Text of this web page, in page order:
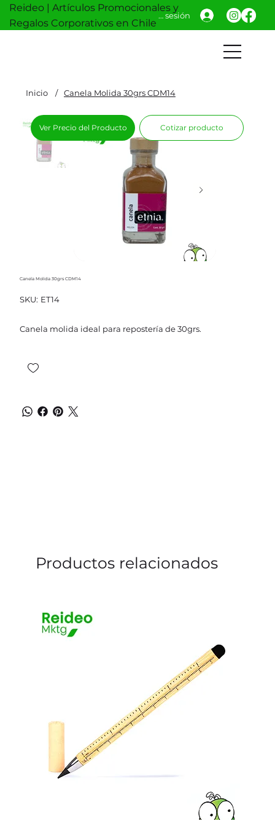
Reideo | Artículos Promocionales y
Regalos Corporativos en Chile
Iniciar sesión
Inicio / Canela Molida 30grs CDM14
Canela Molida 30grs CDM14
SKU: SKU
ET14
ET14
Canela molida ideal para repostería de 30grs.
Ver Precio del Producto Cotizar producto
Productos relacionados